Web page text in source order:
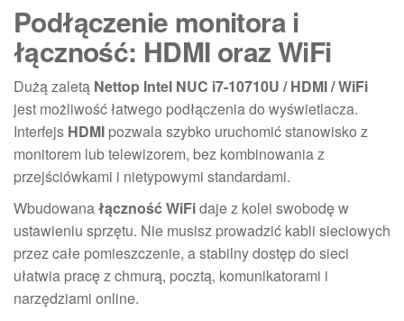
Podłączenie monitora i
łączność: HDMI oraz WiFi
Dużą zaletą Nettop Intel NUC i7-10710U / HDMI / WiFi
jest możliwość łatwego podłączenia do wyświetlacza.
Interfejs HDMI pozwala szybko uruchomić stanowisko z
monitorem lub telewizorem, bez kombinowania z
przejściówkami i nietypowymi standardami.
Wbudowanałączność WiFidaje z kolei swobodę w
ustawieniu sprzętu. Nie musisz prowadzić kabli sieciowych
przez całe pomieszczenie, a stabilny dostęp do sieci
ułatwia pracę z chmurą, pocztą, komunikatorami i
narzędziami online.